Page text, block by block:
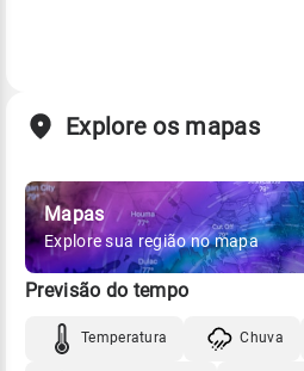
Explore os mapas
Mapas
Explore sua região no mapa
Previsão do tempo
Temperatura Chuva